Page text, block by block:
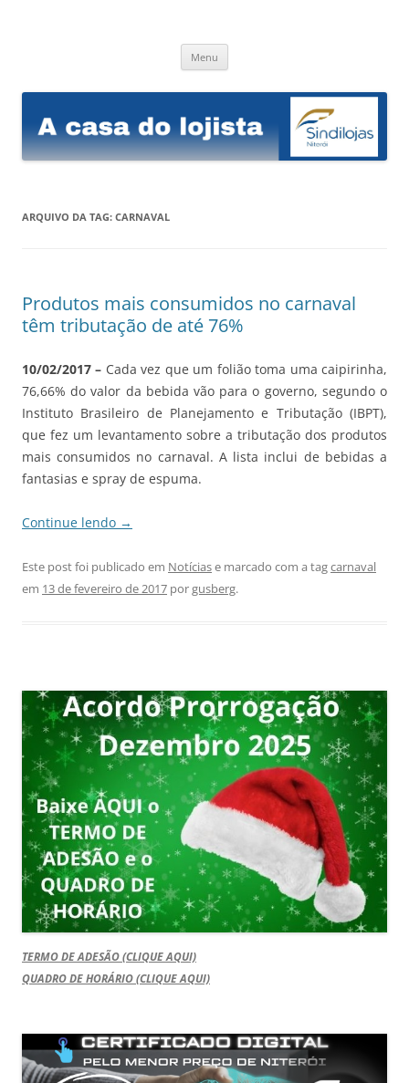
Menu
conteúdo
ARQUIVO DA TAG: CARNAVAL
Produtos mais consumidos no carnaval
têm tributação de até 76%
10/02/2017 – Cada vez que um folião toma uma caipirinha,
76,66% do valor da bebida vão para o governo, segundo o
Instituto Brasileiro de Planejamento e Tributação (IBPT),
que fez um levantamento sobre a tributação dos produtos
mais consumidos no carnaval. A lista inclui de bebidas a
fantasias e spray de espuma.
Continue lendo →
Este post foi publicado em Notíciase marcado com a tagcarnaval
em 13 de fevereiro de 2017 porgusberg.
TERMO DE ADESÃO (CLIQUE AQUI)
QUADRO DE HORÁRIO (CLIQUE AQUI)